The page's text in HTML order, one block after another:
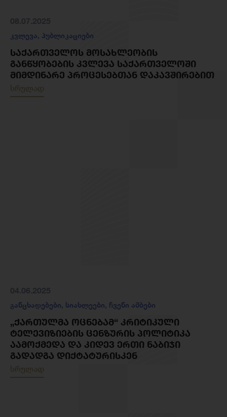
კვლევა, პუბლიკაციები
ᲡᲐᲥᲐᲠᲗᲕᲔᲚᲝᲡ ᲛᲝᲡᲐᲮᲚᲔᲝᲑᲘᲡ
ᲒᲐᲜᲬᲧᲝᲑᲔᲑᲘᲡ ᲙᲕᲚᲔᲕᲐ ᲡᲐᲥᲐᲠᲗᲕᲔᲚᲝᲨᲘ
ᲛᲘᲛᲓᲘᲜᲐᲠᲔ ᲞᲠᲝᲪᲔᲡᲔᲑᲗᲐᲜ ᲓᲐᲙᲐᲕᲨᲘᲠᲔᲑᲘᲗ
სრულად
განცხადებები, სიახლეები, ჩვენი ამბები
„ᲥᲐᲠᲗᲣᲚᲛᲐ ᲝᲪᲜᲔᲑᲐᲛ“ ᲙᲠᲘᲢᲘᲙᲣᲚᲘ
ᲢᲔᲚᲔᲕᲘᲖᲘᲔᲑᲘᲡ ᲪᲔᲜᲖᲣᲠᲘᲡ ᲞᲝᲚᲘᲢᲘᲙᲐ
ᲐᲐᲛᲝᲥᲛᲔᲓᲐ ᲓᲐ ᲙᲘᲓᲔᲕ ᲔᲠᲗᲘ ᲜᲐᲑᲘᲯᲘ
ᲒᲐᲓᲐᲓᲒᲐ ᲓᲘᲥᲢᲐᲢᲣᲠᲘᲡᲙᲔᲜ
სრულად